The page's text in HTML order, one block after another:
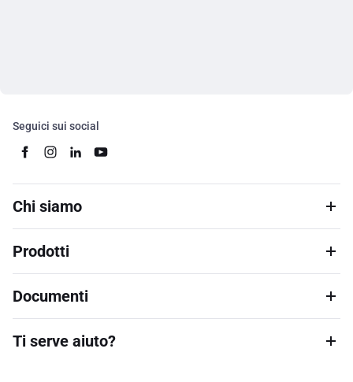
Seguici sui social
Chi siamo
Prodotti
Documenti
Ti serve aiuto?